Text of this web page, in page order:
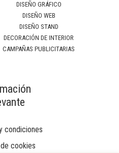
DISEÑO GRÁFICO
DISEÑO WEB
DISEÑO STAND
DECORACIÓN DE INTERIOR
CAMPAÑAS PUBLICITARIAS
condiciones
cookies